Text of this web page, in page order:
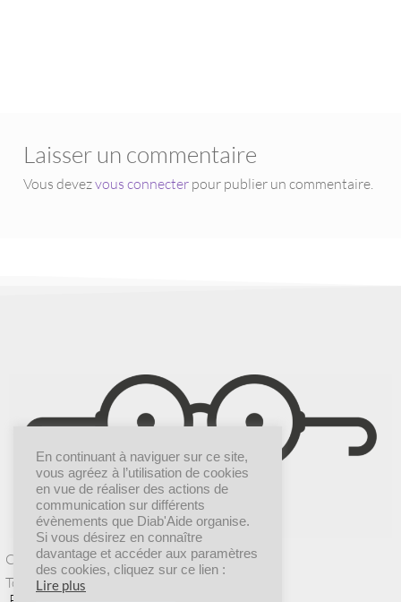
Laisser un commentaire
Vous devezvous connecterpour publier un commentaire.
Création graphique | Dr COMM’
Tous droits réservés © 2025 Diab’Aide
En continuant à naviguer sur ce site,
vous agréez à l’utilisation de cookies
en vue de réaliser des actions de
communication sur différents
évènements que Diab'Aide organise.
Si vous désirez en connaître
davantage et accéder aux paramètres
des cookies, cliquez sur ce lien :
Lire plus